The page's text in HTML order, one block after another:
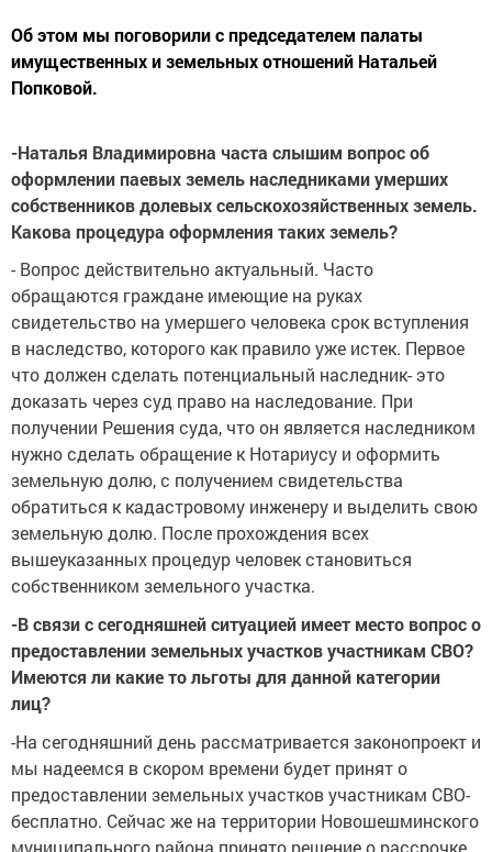
Об этом мы поговорили с председателем палаты
имущественных и земельных отношений Натальей
Попковой.
-Наталья Владимировна часта слышим вопрос об
оформлении паевых земель наследниками умерших
собственников долевых сельскохозяйственных земель.
Какова процедура оформления таких земель?
- Вопрос действительно актуальный. Часто
обращаются граждане имеющие на руках
свидетельство на умершего человека срок вступления
в наследство, которого как правило уже истек. Первое
что должен сделать потенциальный наследник- это
доказать через суд право на наследование. При
получении Решения суда, что он является наследником
нужно сделать обращение к Нотариусу и оформить
земельную долю, с получением свидетельства
обратиться к кадастровому инженеру и выделить свою
земельную долю. После прохождения всех
вышеуказанных процедур человек становиться
собственником земельного участка.
-В связи с сегодняшней ситуацией имеет место вопрос о
предоставлении земельных участков участникам СВО?
Имеются ли какие то льготы для данной категории
лиц?
-На сегодняшний день рассматривается законопроект и
мы надеемся в скором времени будет принят о
предоставлении земельных участков участникам СВО-
бесплатно. Сейчас же на территории Новошешминского
муниципального района принято решение о рассрочке